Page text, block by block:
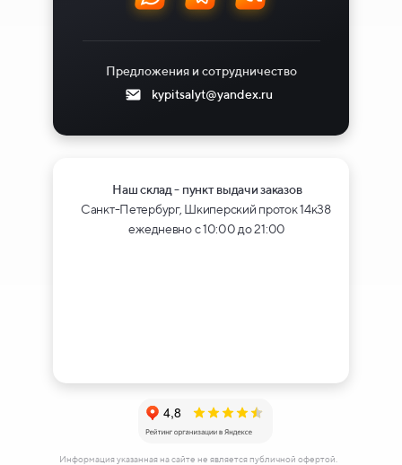
Предложения и сотрудничество
kypitsalyt@yandex.ru
Наш склад - пункт выдачи заказов
Санкт-Петербург, Шкиперский проток 14к38
ежедневно с 10:00 до 21:00
Информация указанная на сайте не является публичной офертой.